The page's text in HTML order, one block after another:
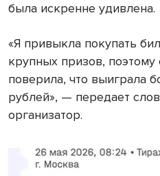
была искренне удивлена.
«Я привыкла покупать
крупных призов, поэтому
поверила, что выиграла
рублей», — передает
организатор.